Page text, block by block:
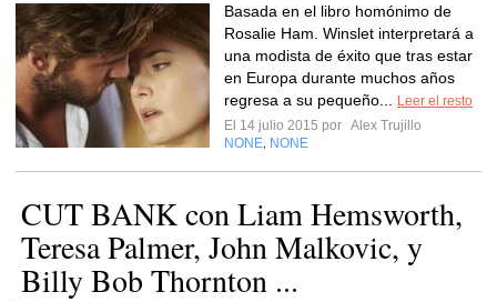
Basada en el libro homónimo de
Rosalie Ham. Winslet interpretará a
una modista de éxito que tras estar
en Europa durante muchos años
regresa a su pequeño...
Leer el resto
El 14 julio 2015 por Alex Trujillo
NONE NONE
CUT BANK con Liam Hemsworth,
Teresa Palmer, John Malkovic, y
Billy Bob Thornton ...